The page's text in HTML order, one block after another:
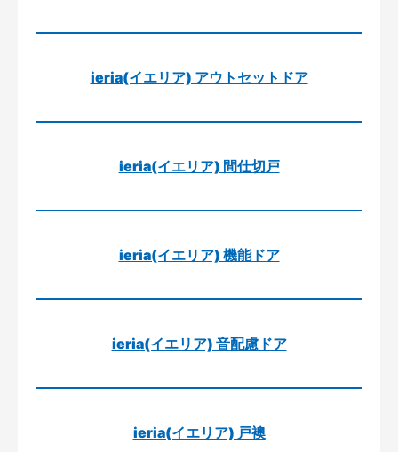
ieria(イエリア) アウトセットドア
ieria(イエリア) 間仕切戸
ieria(イエリア) 機能ドア
ieria(イエリア) 音配慮ドア
ieria(イエリア) 戸襖